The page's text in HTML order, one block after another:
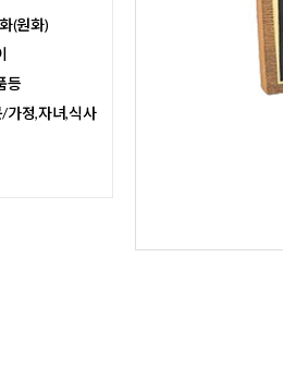
(원화)
등
가정,자녀,식사